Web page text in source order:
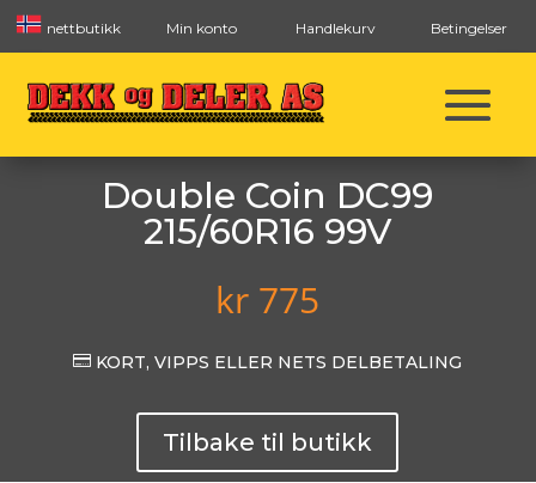
nettbutikk Min konto Handlekurv Betingelser
Double Coin DC99
215/60R16 99V
kr 775
 KORT, VIPPS ELLER NETS DELBETALING
Tilbake til butikk